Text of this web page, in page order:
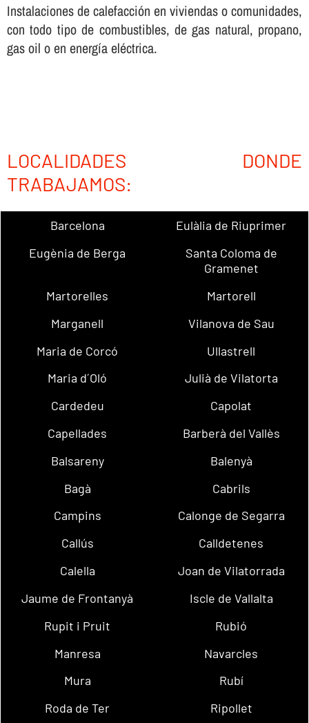
Instalaciones de calefacción en viviendas o comunidades,
con todo tipo de combustibles, de gas natural, propano,
gas oil o en energí­a eléctrica.
LOCALIDADES DONDE
TRABAJAMOS:
Barcelona
Eulàlia de Riuprimer
Eugènia de Berga
Santa Coloma de
Gramenet
Martorelles
Martorell
Marganell
Vilanova de Sau
Maria de Corcó
Ullastrell
Maria d´Oló
Julià de Vilatorta
Cardedeu
Capolat
Capellades
Barberà del Vallès
Balsareny
Balenyà
Bagà
Cabrils
Campins
Calonge de Segarra
Callús
Calldetenes
Calella
Joan de Vilatorrada
Jaume de Frontanyà
Iscle de Vallalta
Rupit i Pruit
Rubió
Manresa
Navarcles
Mura
Rubí
Roda de Ter
Ripollet